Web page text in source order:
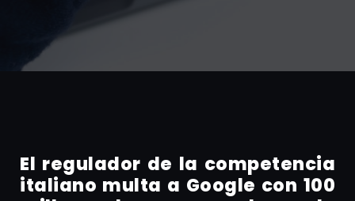
El regulador de la competencia
italiano multa a Google con 100